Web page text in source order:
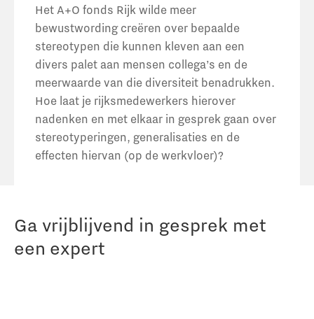
Het A+O fonds Rijk wilde meer
bewustwording creëren over bepaalde
stereotypen die kunnen kleven aan een
divers palet aan mensen collega’s en de
meerwaarde van die diversiteit benadrukken.
Hoe laat je rijksmedewerkers hierover
nadenken en met elkaar in gesprek gaan over
stereotyperingen, generalisaties en de
effecten hiervan (op de werkvloer)?
Ga vrijblijvend in gesprek met
een expert